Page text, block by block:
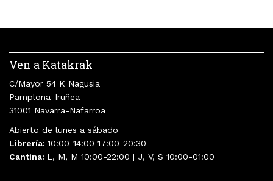
Ven a Katakrak
C/Mayor 54 K Nagusia
Pamplona-Iruñea
31001 Navarra-Nafarroa
Abierto de lunes a sábado
Librería: 10:00-14:00 17:00-20:30
Cantina: L, M, M 10:00-22:00 | J, V, S 10:00-01:00